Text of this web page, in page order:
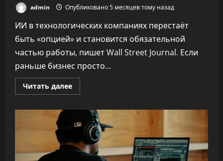
admin Опубликовано 5 месяцев тому назад
ИИ в технологических компаниях перестаёт
быть «опцией» и становится обязательной
частью работы, пишет Wall Street Journal. Если
раньше бизнес просто...
Читать далееПрочитать
больше
компании
внедряют
ИИ «по-
плохому» —
сотрудников
буквально
заставляют